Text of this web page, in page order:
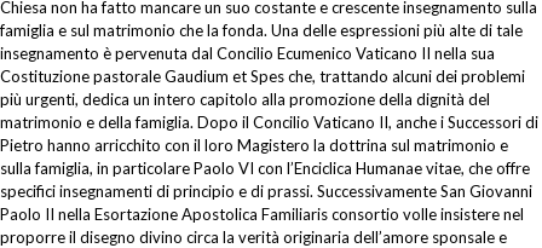
Chiesa non ha fatto mancare un suo costante e crescente insegnamento sulla
famiglia e sul matrimonio che la fonda. Una delle espressioni più alte di tale
insegnamento è pervenuta dal Concilio Ecumenico Vaticano II nella sua
Costituzione pastorale Gaudium et Spes che, trattando alcuni dei problemi
più urgenti, dedica un intero capitolo alla promozione della dignità del
matrimonio e della famiglia. Dopo il Concilio Vaticano II, anche i Successori di
Pietro hanno arricchito con il loro Magistero la dottrina sul matrimonio e
sulla famiglia, in particolare Paolo VI con l’Enciclica Humanae vitae, che offre
specifici insegnamenti di principio e di prassi. Successivamente San Giovanni
Paolo II nella Esortazione Apostolica Familiaris consortio volle insistere nel
proporre il disegno divino circa la verità originaria dell’amore sponsale e